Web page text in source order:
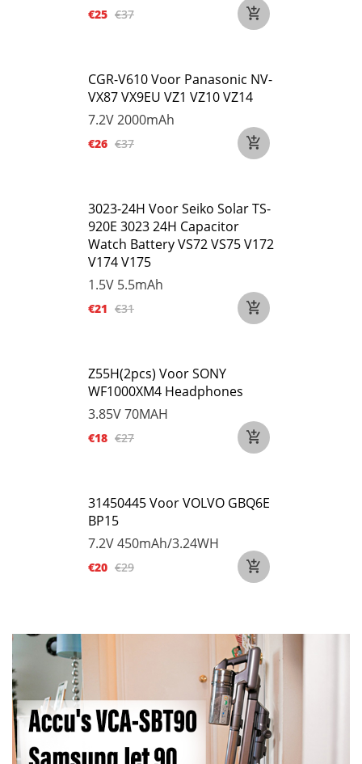
€25 €37
CGR-V610 Voor Panasonic NV-
VX87 VX9EU VZ1 VZ10 VZ14
7.2V2000mAh
€26 €37
3023-24H Voor Seiko Solar TS-
920E 3023 24H Capacitor
Watch Battery VS72 VS75 V172
V174 V175
1.5V 5.5mAh
€21 €31
Z55H(2pcs) Voor SONY
WF1000XM4 Headphones
3.85V70MAH
€18 €27
31450445 Voor VOLVO GBQ6E
BP15
7.2V450mAh/3.24WH
€20 €29